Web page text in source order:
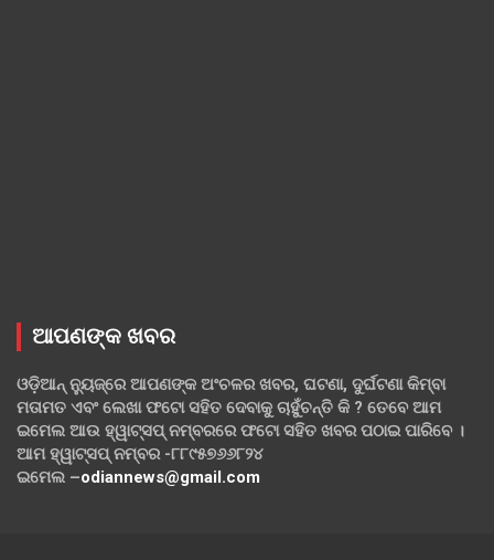
ଆପଣଙ୍କ ଖବର
ଓଡ଼ିଆନ୍ ନ୍ୟୁଜ୍‌ରେ ଆପଣଙ୍କ ଅଂଚଳର ଖବର, ଘଟଣା, ଦୁର୍ଘଟଣା କିମ୍ବା
ମତାମତ ଏବଂ ଲେଖା ଫଟୋ ସହିତ ଦେବାକୁ ଚାହୁଁଚନ୍ତି କି ? ତେବେ ଆମ
ଇମେଲ ଆଉ ହ୍ୱାଟ୍‌ସପ୍ ନମ୍ବରରେ ଫଟୋ ସହିତ ଖବର ପଠାଇ ପାରିବେ ।
ଆମ ହ୍ୱାଟ୍‌ସପ୍ ନମ୍ବର -୮୮୯୫୭୬୬୮୨୪
ଇମେଲ –odiannews@gmail.com